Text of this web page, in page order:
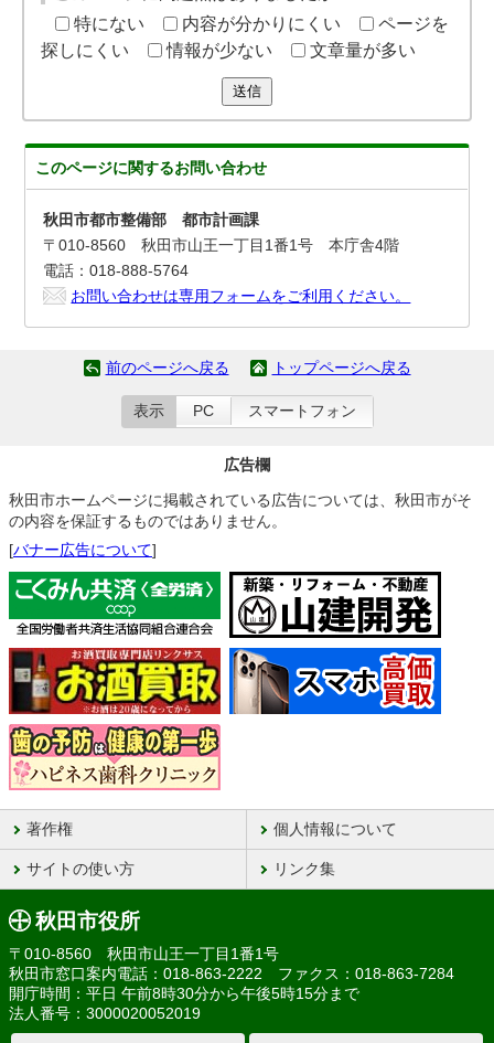
特にない
内容が分かりにくい
ページを
探しにくい
情報が少ない 文章量が多い
送信
このページに関するお問い合わせ
秋田市都市整備部 都市計画課
〒010-8560 秋田市山王一丁目1番1号 本庁舎4階
電話：018-888-5764
お問い合わせは専用フォームをご利用ください。
前のページへ戻る トップページへ戻る
表示 PC スマートフォン
広告欄
秋田市ホームページに掲載されている広告については、秋田市がそ
の内容を保証するものではありません。
[バナー広告について]
著作権 個人情報について
サイトの使い方 リンク集
秋田市役所
〒010-8560 秋田市山王一丁目1番1号
秋田市窓口案内電話：018-863-2222 ファクス：018-863-7284
開庁時間：平日 午前8時30分から午後5時15分まで
法人番号：3000020052019